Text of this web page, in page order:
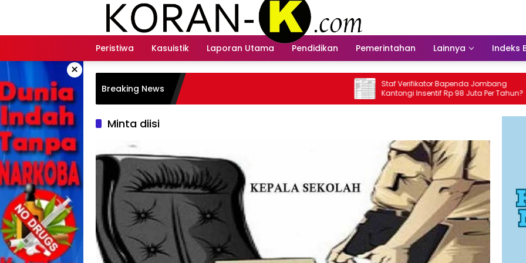
Peristiwa Kasuistik Laporan Utama Pendidikan Pemerintahan Lainnya Indeks
×
Breaking News
Staf Verifikator Bapenda Jombang
Kantongi Insentif Rp 98 Juta Per Tahun?
Minta diisi